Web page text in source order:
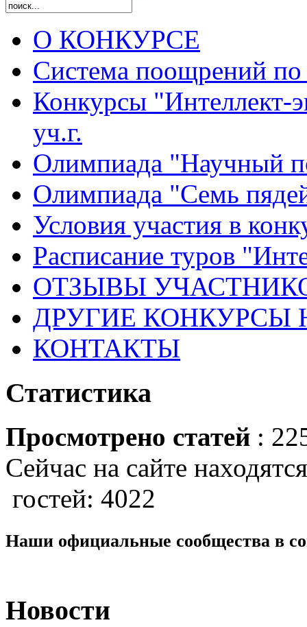
О КОНКУРСЕ
Система поощрений по
Конкурсы "Интеллект-
уч.г.
Олимпиада "Научный
Олимпиада "Семь
Условия участия в
Расписание туров
ОТЗЫВЫ
ДРУГИЕ
КОНТАКТЫ
Статистика
Просмотрено статей :
Сейчас на сайте
гостей: 4022
Наши официальные сообщества в
Новости